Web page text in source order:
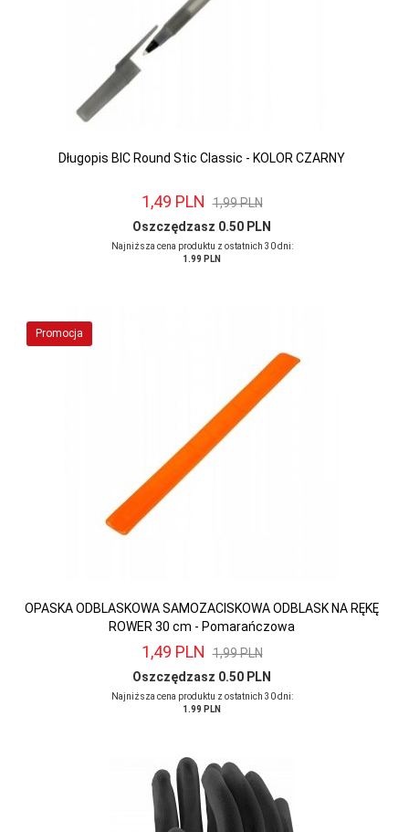
Długopis BIC Round Stic Classic - KOLOR CZARNY
1,49 PLN 1,99 PLN
Oszczędzasz 0.50 PLN
Najniższa cena produktu z ostatnich 30 dni:
1.99 PLN
Promocja
OPASKA ODBLASKOWA SAMOZACISKOWA ODBLASK NA RĘKĘ
ROWER 30 cm - Pomarańczowa
1,49 PLN 1,99 PLN
Oszczędzasz 0.50 PLN
Najniższa cena produktu z ostatnich 30 dni:
1.99 PLN